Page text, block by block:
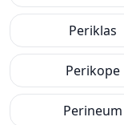
Periklas
Perikope
Perineum